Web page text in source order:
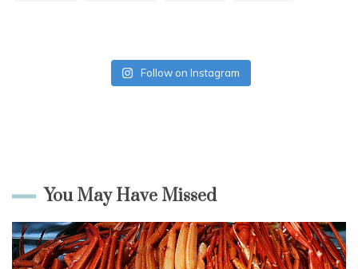
Follow on Instagram
You May Have Missed